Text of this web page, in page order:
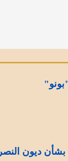
بشأن ديون النصر